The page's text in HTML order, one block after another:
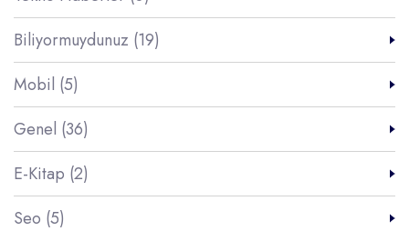
Biliyormuydunuz (19)
Mobil (5)
Genel (36)
E-Kitap (2)
Seo (5)